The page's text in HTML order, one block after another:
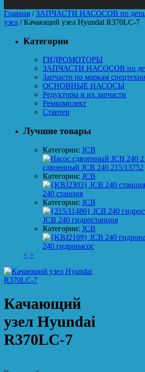
Главная /ЗАПЧАСТИ НАСОСОВ по
узел / Качающий узел Hyundai R370LC-7
Категории
ГИДРОМОТОРЫ
ЗАПЧАСТИ НАСОСОВ по
Запчасти по маркам
ОСНОВНЫЕ НАСОСЫ
Редукторы и их запчасти
Ремкомплект
Стартер
Лучшие товары
Категории: JCB
сдвоенный JCB 240 215/13752
Категории: JCB
240 станция
Категории: JCB
JCB 240 гидростанция
Категории: JCB
240 гидронасос
< >
Качающий
узел Hyundai
R370LC-7